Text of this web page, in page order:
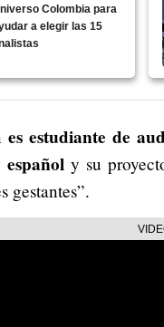
Colombia para
a elegir las 15
es estudiante de
y su
gestantes”.